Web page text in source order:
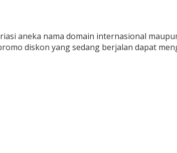
aneka nama domain internasional
diskon yang sedang berjalan dapat